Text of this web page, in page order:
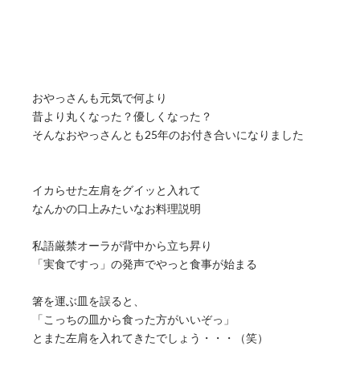
おやっさんも元気で何より
昔より丸くなった？優しくなった？
そんなおやっさんとも25年のお付き合いになりました
イカらせた左肩をグイッと入れて
なんかの口上みたいなお料理説明
私語厳禁オーラが背中から立ち昇り
「実食ですっ」の発声でやっと食事が始まる
箸を運ぶ皿を誤ると、
「こっちの皿から食った方がいいぞっ」
とまた左肩を入れてきたでしょう・・・（笑）